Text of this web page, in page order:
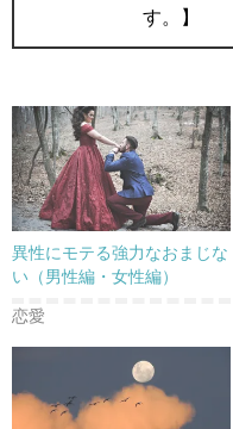
す。】
異性にモテる強力なおまじな
い（男性編・女性編）
恋愛